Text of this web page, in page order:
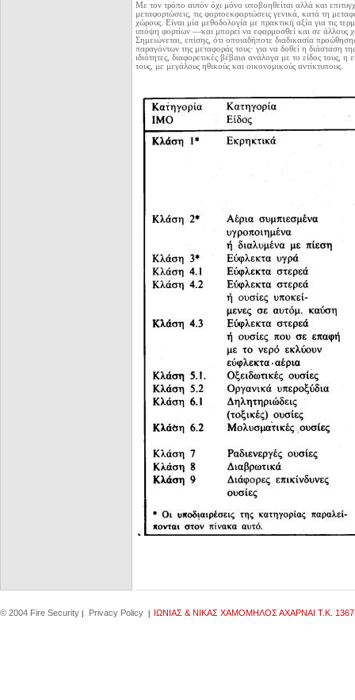
Με τον τρόπο αυτόν όχι μόνο υποβοηθείται αλλά και
μεταφορτώσεις, τις φορτοεκφορτώσεις γενικά, κατά τη
χώρους. Είναι μία μεθοδολογία με πρακτική αξία για τις
υπόψη φορτίων —και μπορεί να εφαρμοσθεί και σε άλλους
Σημειώνεται, επίσης, ότι οποιαδήποτε διαδικασία
παραγόντων της μεταφοράς τους· για να δοθεί η διάσταση
ιδιότητες, διαφορετικές βέβαια ανάλογα με το είδος
τους, με μεγάλους ηθικούς και οικονομικούς αντίκτυπους.
© 2004 Fire Security Privacy Policy IΩΝΙΑΣ & ΝΙΚΑΣ ΧΑΜΟΜΗΛΟΣ ΑΧΑΡΝΑΙ Τ.Κ.